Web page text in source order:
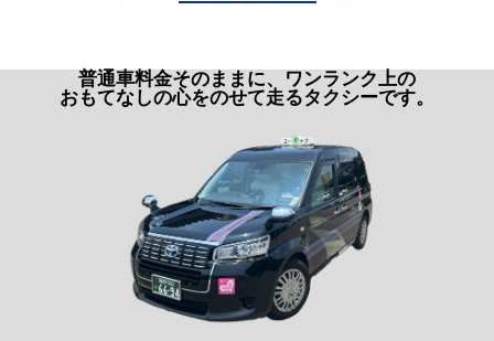
普通車料金そのままに、ワンランク上の
おもてなしの心をのせて走るタクシーです。